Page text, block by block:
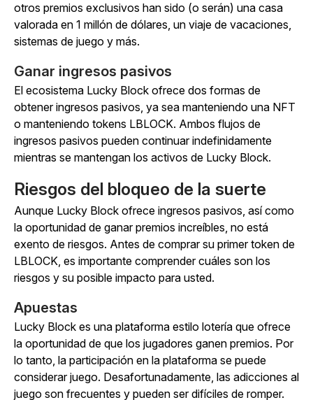
otros premios exclusivos han sido (o serán) una casa
valorada en 1 millón de dólares, un viaje de vacaciones,
sistemas de juego y más.
Ganar ingresos pasivos
El ecosistema Lucky Block ofrece dos formas de
obtener ingresos pasivos, ya sea manteniendo una NFT
o manteniendo tokens LBLOCK. Ambos flujos de
ingresos pasivos pueden continuar indefinidamente
mientras se mantengan los activos de Lucky Block.
Riesgos del bloqueo de la suerte
Aunque Lucky Block ofrece ingresos pasivos, así como
la oportunidad de ganar premios increíbles, no está
exento de riesgos. Antes de comprar su primer token de
LBLOCK, es importante comprender cuáles son los
riesgos y su posible impacto para usted.
Apuestas
Lucky Block es una plataforma estilo lotería que ofrece
la oportunidad de que los jugadores ganen premios. Por
lo tanto, la participación en la plataforma se puede
considerar juego. Desafortunadamente, las adicciones al
juego son frecuentes y pueden ser difíciles de romper.